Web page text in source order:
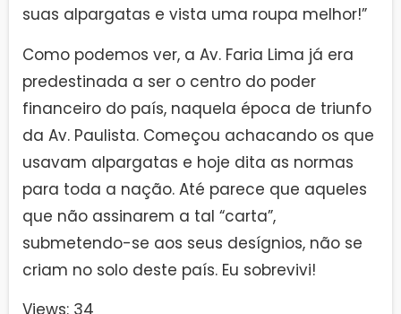
suas alpargatas e vista uma roupa melhor!”
Como podemos ver, a Av. Faria Lima já era
predestinada a ser o centro do poder
financeiro do país, naquela época de triunfo
da Av. Paulista. Começou achacando os que
usavam alpargatas e hoje dita as normas
para toda a nação. Até parece que aqueles
que não assinarem a tal “carta”,
submetendo-se aos seus desígnios, não se
criam no solo deste país. Eu sobrevivi!
Views: 34